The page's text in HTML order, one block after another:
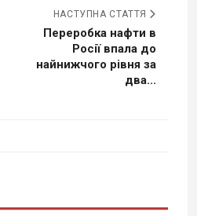
НАСТУПНА СТАТТЯ
Переробка нафти в
Росії впала до
найнижчого рівня за
два...